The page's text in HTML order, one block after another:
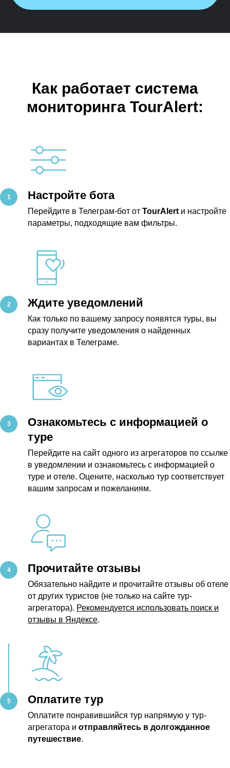
Как работает система
мониторинга TourAlert:
Настройте бота
Перейдите в Телеграм-бот от TourAlert и настройте
параметры, подходящие вам фильтры.
Ждите уведомлений
Как только по вашему запросу появятся туры, вы
сразу получите уведомления о найденных
вариантах в Телеграме.
Ознакомьтесь с информацией о
туре
Перейдите на сайт одного из агрегаторов по ссылке
в уведомлении и ознакомьтесь с информацией о
туре и отеле. Оцените, насколько тур соответствует
вашим запросам и пожеланиям.
Прочитайте отзывы
Обязательно найдите и прочитайте отзывы об отеле
от других туристов (не только на сайте тур-
агрегатора). Рекомендуется использовать поиск и
отзывы в Яндексе.
Оплатите тур
Оплатите понравившийся тур напрямую у тур-
агрегатора и отправляйтесь в долгожданное
путешествие.